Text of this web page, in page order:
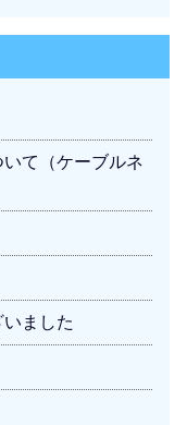
て（ケーブルネ
いました